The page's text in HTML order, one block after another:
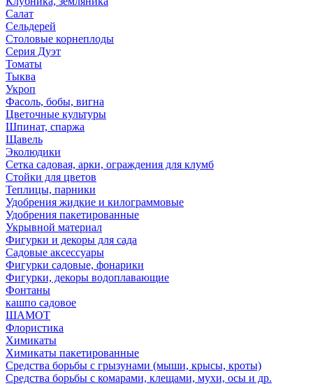
Салат
Сельдерей
Столовые корнеплоды
Серия Дуэт
Томаты
Тыква
Укроп
Фасоль, бобы, вигна
Цветочные культуры
Шпинат, спаржа
Щавель
Эколюдики
Сетка садовая, арки, ограждения для клумб
Стойки для цветов
Теплицы, парники
Удобрения жидкие и килограммовые
Удобрения пакетированные
Укрывной материал
Фигурки и декоры для сада
Садовые аксессуары
Фигурки садовые, фонарики
Фигурки, декоры водоплавающие
Фонтаны
кашпо садовое
ШАМОТ
Флористика
Химикаты
Химикаты пакетированные
Средства борьбы с грызунами (мыши, крысы, кроты)
Средства борьбы с комарами, клещами, мухи, осы и др.